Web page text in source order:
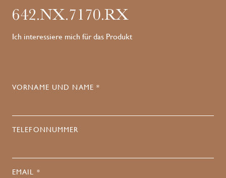
642.NX.7170.RX
Ich interessiere mich für das Produkt
VORNAME UND NAME *
TELEFONNUMMER
EMAIL *